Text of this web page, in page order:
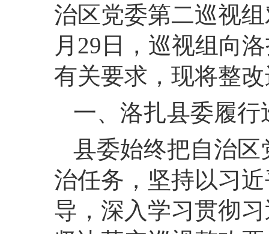
治区党委第二巡视
月29日，巡视组向
有关要求，现将整
一、洛扎县委履
县委始终把自治
治任务，坚持以习
导，深入学习贯彻